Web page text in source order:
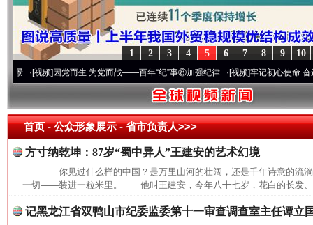
10
9
8
7
6
5
4
3
2
1
视频]因党而生 为党而战——百年“纪”事⑧加强纪律..·[视频]牢记初心使命 奋进复兴
首页- 公众形象展示 -省市负责人>>>
方寸纳乾坤：87岁“蜀中异人”王建安的艺术幻境
你见过什么样的中国？是万里山河的壮阔，还是千年诗意的
一切——装进一粒米里。 他叫王建安，今年八十七岁，花白的长发、
记黑龙江省双鸭山市纪委监委第十一审查调查室主任谭立